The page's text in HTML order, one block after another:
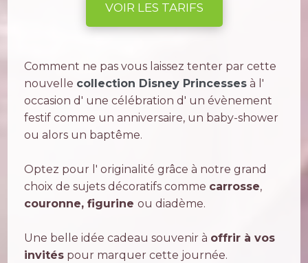
VOIR LES TARIFS
Comment ne pas vous laissez tenter par cette
nouvelle collection Disney Princesses à l'
occasion d' une célébration d' un évènement
festif comme un anniversaire, un baby-shower
ou alors un baptême.
Optez pour l' originalité grâce à notre grand
choix de sujets décoratifs comme carrosse,
couronne, figurineou diadème.
Une belle idée cadeau souvenir à offrir à vos
invités pour marquer cette journée.